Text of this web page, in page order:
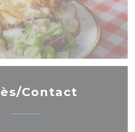
Contact